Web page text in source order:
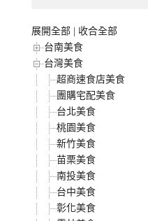
展開全部
收合全部
台南美食
台灣美食
超商速食店美食
團購宅配美食
台北美食
桃園美食
新竹美食
苗栗美食
南投美食
台中美食
彰化美食